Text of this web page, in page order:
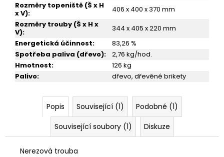
Rozměry topeniště (Š x H
x V):
406 x 400 x 370 mm
Rozměry trouby (Š x H x
V):
344 x 405 x 220 mm
Energetická účinnost:
83,26 %
Spotřeba paliva (dřevo):
2,76 kg/hod.
Hmotnost:
126 kg
Palivo: dřevo, dřevěné brikety
Popis Související (1)
Podobné (1)
Související soubory (1)
Diskuze
Nerezová trouba